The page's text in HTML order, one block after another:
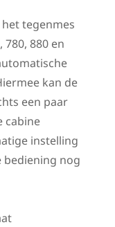
tegenmes
780, 880 en
kan de
een paar
cabine
instelling
bediening nog